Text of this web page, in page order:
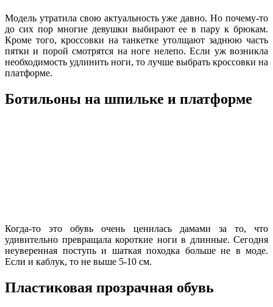
Модель утратила свою актуальность уже давно. Но почему-то
до сих пор многие девушки выбирают ее в пару к брюкам.
Кроме того, кроссовки на танкетке утолщают заднюю часть
пятки и порой смотрятся на ноге нелепо. Если уж возникла
необходимость удлинить ноги, то лучше выбрать кроссовки на
платформе.
Ботильоны на шпильке и платформе
Когда-то это обувь очень ценилась дамами за то, что
удивительно превращала короткие ноги в длинные. Сегодня
неуверенная поступь и шаткая походка больше не в моде.
Если и каблук, то не выше 5-10 см.
Пластиковая прозрачная обувь